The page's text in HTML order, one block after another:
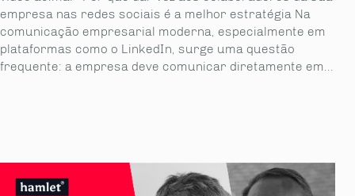
empresa nas redes sociais é a melhor estratégia Na
comunicação empresarial moderna, especialmente em
plataformas como o LinkedIn, surge uma questão
frequente: a empresa deve comunicar diretamente em...